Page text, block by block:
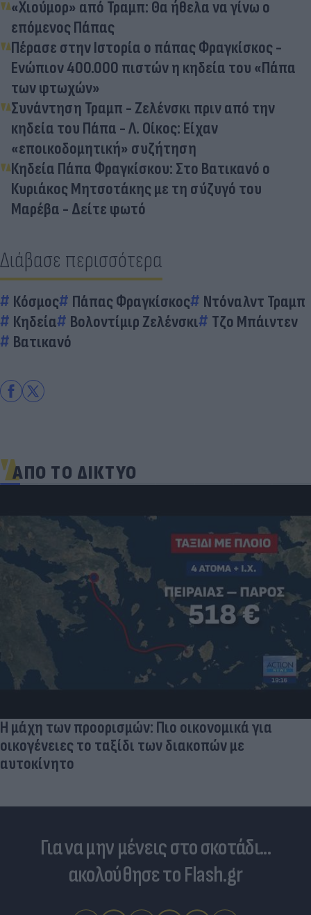
«Χιούμορ» από Τραμπ: Θα ήθελα να γίνω ο
επόμενος Πάπας
Πέρασε στην Iστορία ο πάπας Φραγκίσκος -
Ενώπιον 400.000 πιστών η κηδεία του «Πάπα
των φτωχών»
Συνάντηση Τραμπ - Ζελένσκι πριν από την
κηδεία του Πάπα - Λ. Οίκος: Είχαν
«εποικοδομητική» συζήτηση
Κηδεία Πάπα Φραγκίσκου: Στο Βατικανό ο
Κυριάκος Μητσοτάκης με τη σύζυγό του
Μαρέβα - Δείτε φωτό
Διάβασε περισσότερα
Κόσμος Πάπας Φραγκίσκος
Ντόναλντ Τραμπ
Κηδεία
Βολοντίμιρ Ζελένσκι
Τζο Μπάιντεν
Βατικανό
ΑΠΟ ΤΟ ΔΙΚΤΥΟ
Η μάχη των προορισμών: Πιο οικονομικά για
οικογένειες το ταξίδι των διακοπών με
αυτοκίνητο
Για να μην μένεις στο σκοτάδι...
ακολούθησε το Flash.gr